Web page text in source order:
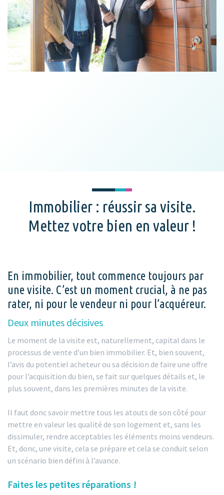
Immobilier : réussir sa visite.
Mettez votre bien en valeur !
En immobilier, tout commence toujours par
une visite. C’est un moment crucial, à ne pas
rater, ni pour le vendeur ni pour l’acquéreur.
Deux minutes décisives
Le moment de la visite est, naturellement, capital dans le
processus de vente d’un bien immobilier. Et, bien souvent,
l’avis du potentiel acheteur ou sa décision de faire une offre
pour l’acquisition du bien, se fait sur quelques détails et, le
plus souvent, dans les premières minutes de la visite.
Il faut donc savoir mettre tous les atouts de son côté pour
mettre en valeur les qualité de son logement et, sans les
dissimuler, rendre acceptables les éléments moins vendeurs.
Et, donc, une visite, cela se prépare et cela se conduit selon
un scénario bien défini à l’avance.
Faites les petites réparations !